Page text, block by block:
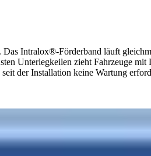
Intralox®-Förderband läuft
Unterlegkeilen zieht Fahrzeuge
der Installation keine Wartung